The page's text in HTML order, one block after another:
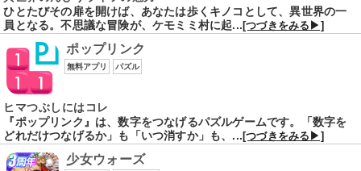
ひとたびその扉を開けば、あなたは歩くキノコとして、異世界の一
員となる。不思議な冒険が、ケモミミ村に起...[つづきをみる▶]
ポップリンク
無料アプリ パズル
ヒマつぶしにはコレ
『ポップリンク』は、数字をつなげるパズルゲームです。「数字を
どれだけつなげるか」も「いつ消すか」も、...[つづきをみる▶]
少女ウォーズ